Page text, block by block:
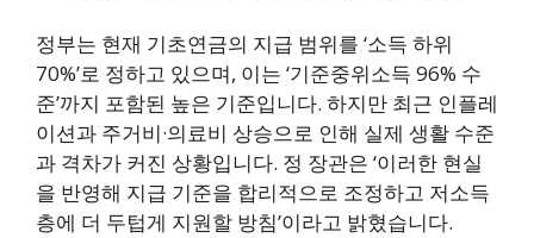
정부는 현재 기초연금의 지급 범위를 ‘소득 하위
70%’로 정하고 있으며, 이는 ‘기준중위소득 96% 수
준’까지 포함된 높은 기준입니다. 하지만 최근 인플레
이션과 주거비·의료비 상승으로 인해 실제 생활 수준
과 격차가 커진 상황입니다. 정 장관은 ‘이러한 현실
을 반영해 지급 기준을 합리적으로 조정하고 저소득
층에 더 두텁게 지원할 방침’이라고 밝혔습니다.